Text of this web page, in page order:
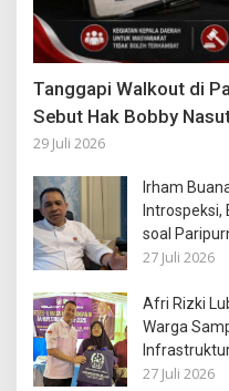
Tanggapi Walkout di
Sebut Hak Bobby
29 Juli 2026
Irham
Introspeksi,
soal
27 Juli 2026
Afri Rizki
Warga
27 Juli 2026